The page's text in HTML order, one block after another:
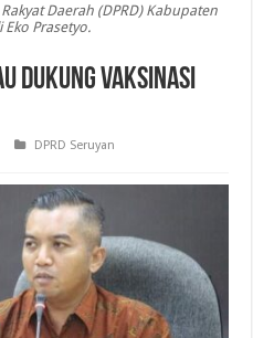
Daerah (DPRD) Kabupaten
Eko Prasetyo.
Dukung Vaksinasi
DPRD Seruyan